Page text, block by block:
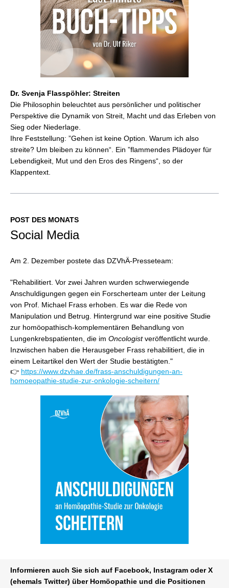
Dr. Svenja Flasspöhler: Streiten
Die Philosophin beleuchtet aus persönlicher und politischer
Perspektive die Dynamik von Streit, Macht und das Erleben von
Sieg oder Niederlage.
Ihre Feststellung: ”Gehen ist keine Option. Warum ich also
streite? Um bleiben zu können“. Ein ”flammendes Plädoyer für
Lebendigkeit, Mut und den Eros des Ringens“, so der
Klappentext.
POST DES MONATS
Social Media
Am 2. Dezember postete das DZVhÄ-Presseteam:
"Rehabilitiert. Vor zwei Jahren wurden schwerwiegende
Anschuldigungen gegen ein Forscherteam unter der Leitung
von Prof. Michael Frass erhoben. Es war die Rede von
Manipulation und Betrug. Hintergrund war eine positive Studie
zur homöopathisch-komplementären Behandlung von
Lungenkrebspatienten, die im Oncologistveröffentlicht wurde.
Inzwischen haben die Herausgeber Frass rehabilitiert, die in
einem Leitartikel den Wert der Studie bestätigten."
👉 https://www.dzvhae.de/frass-anschuldigungen-an-
homoeopathie-studie-zur-onkologie-scheitern/
Informieren auch Sie sich auf Facebook, Instagram oder X
(ehemals Twitter) über Homöopathie und die Positionen